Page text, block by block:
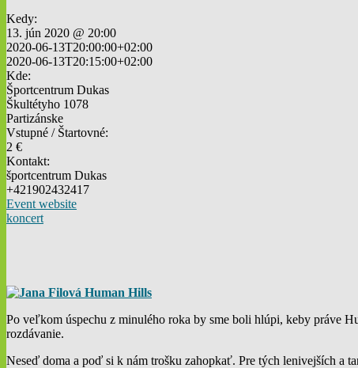
Kedy:
13. jún 2020 @ 20:00
2020-06-13T20:00:00+02:00
2020-06-13T20:15:00+02:00
Kde:
Športcentrum Dukas
Škultétyho 1078
Partizánske
Vstupné / Štartovné:
2 €
Kontakt:
športcentrum Dukas
+421902432417
Event website
koncert
Po veľkom úspechu z minulého roka by sme boli hlúpi, keby práve
rozdávanie.
Neseď doma a poď si k nám trošku zahopkať. Pre tých lenivejších a